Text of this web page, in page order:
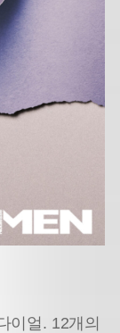
이얼. 12개의